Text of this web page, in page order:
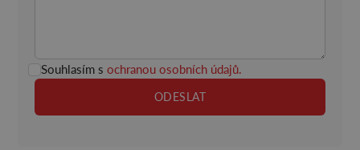
Souhlasím s ochranou osobních údajů.